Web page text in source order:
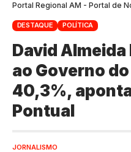
Portal Regional AM - Portal de
DESTAQUE POLÍTICA
David
ao Governo
40,3%,
Pontual
JORNALISMO